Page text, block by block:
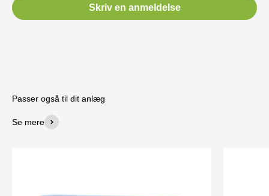
Skriv en anmeldelse
Passer også til dit anlæg
Se mere